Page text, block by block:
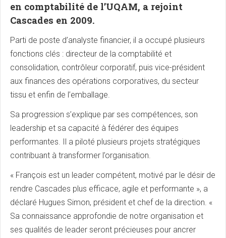
en comptabilité de l’UQAM, a rejoint
Cascades en 2009.
Parti de poste d’analyste financier, il a occupé plusieurs
fonctions clés : directeur de la comptabilité et
consolidation, contrôleur corporatif, puis vice-président
aux finances des opérations corporatives, du secteur
tissu et enfin de l’emballage.
Sa progression s’explique par ses compétences, son
leadership et sa capacité à fédérer des équipes
performantes. Il a piloté plusieurs projets stratégiques
contribuant à transformer l’organisation.
« François est un leader compétent, motivé par le désir de
rendre Cascades plus efficace, agile et performante », a
déclaré Hugues Simon, président et chef de la direction. «
Sa connaissance approfondie de notre organisation et
ses qualités de leader seront précieuses pour ancrer